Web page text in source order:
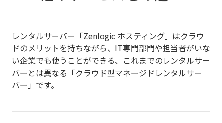
レンタルサーバー「Zenlogic ホスティング」はクラウ
ドのメリットを持ちながら、IT専門部門や担当者がいな
い企業でも使うことができる、これまでのレンタルサー
バーとは異なる「クラウド型マネージドレンタルサー
バー」です。